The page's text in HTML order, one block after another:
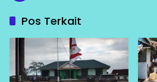
Pos Terkait